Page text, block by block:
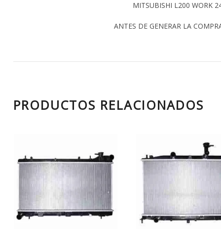
MITSUBISHI L200 WORK
ANTES DE GENERAR LA
PRODUCTOS RELACIONADOS